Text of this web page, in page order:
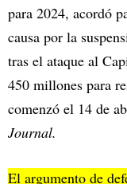
para 2024, acordó
causa por la
tras el ataque al
450 millones para
comenzó el 14 de
Journal.
El argumento de